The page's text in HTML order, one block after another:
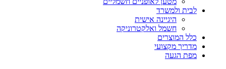
לבית ולמשרד
היגיינה אישית
חשמל ואלקטרוניקה
כלל המוצרים
מדריך מקצועי
מפת הגעה